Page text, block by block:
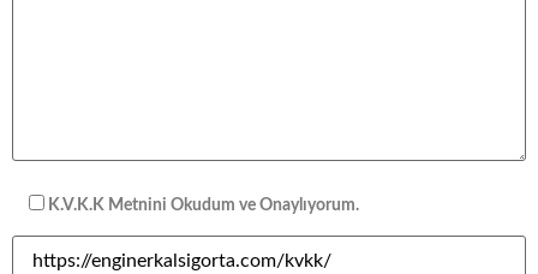
K.V.K.K Metnini Okudum ve Onaylıyorum.